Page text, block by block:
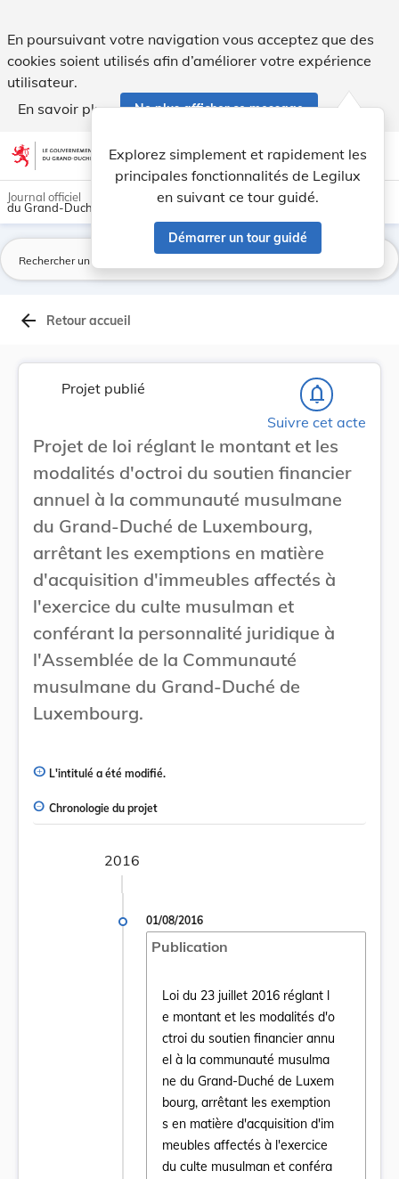
En poursuivant votre navigation vous acceptez que des
cookies soient utilisés afin d’améliorer votre expérience
utilisateur.
En savoir plus
Ne plus afficher ce message
Aller au contenu account_circle help Aide
Explorez simplement et rapidement les
principales fonctionnalités de Legilux
en suivant ce tour guidé.
Démarrer un tour guidé
light_mode dark_mode
Journal officiel
du Grand-Duché de Luxembourg
arrow_back Retour accueil
Projet publié notifications_none
Suivre cet acte
Projet de loi réglant le montant et les
modalités d'octroi du soutien financier
annuel à la communauté musulmane
du Grand-Duché de Luxembourg,
arrêtant les exemptions en matière
d'acquisition d'immeubles affectés à
l'exercice du culte musulman et
conférant la personnalité juridique à
l'Assemblée de la Communauté
musulmane du Grand-Duché de
Luxembourg.
L'intitulé a été modifié.
Chronologie du projet
2016
01/08/2016
Publication
Loi du 23 juillet 2016 réglant l
e montant et les modalités d'o
ctroi du soutien financier annu
el à la communauté musulma
ne du Grand-Duché de Luxem
bourg, arrêtant les exemption
s en matière d'acquisition d'im
meubles affectés à l'exercice
du culte musulman et conféra
Ouvrir le document Loi du 23 juillet